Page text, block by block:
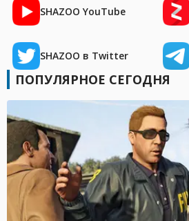
SHAZOO YouTube
SHAZOO в Twitter
ПОПУЛЯРНОЕ СЕГОДНЯ